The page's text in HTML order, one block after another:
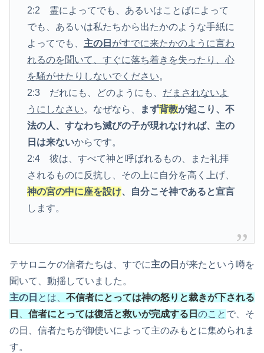
2:2 霊によってでも、あるいはことばによって
でも、あるいは私たちから出たかのような手紙に
よってでも、 主の日 がすでに来たかのように言わ
れるのを聞いて、すぐに落ち着きを失ったり、心
を騒がせたりしないでください。
2:3 だれにも、どのようにも、 だまされないよ
うにしなさい。なぜなら、 まず背教が起こり、不
法の人、すなわち滅びの子が現れなければ、主の
日は来ないからです。
2:4 彼は、すべて神と呼ばれるもの、また礼拝
されるものに反抗し、その上に自分を高く上げ、
神の宮の中に座を設け、自分こそ神であると宣言
します。
テサロニケの信者たちは、すでに主の日 が来たという噂を
聞いて、動揺していました。
主の日 とは、 不信者にとっては神の怒りと裁きが下される
日
信者にとっては復活と救いが完成する日 のこと で、そ
の日、信者たちが御使いによって主のみもとに集められま
す。